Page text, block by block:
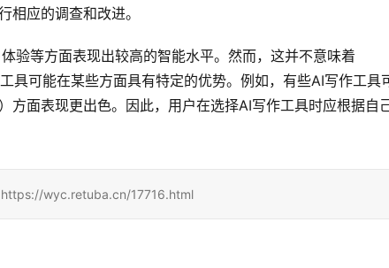
相应的调查和改进。
验等方面表现出较高的智能水平。然而，这并不意味着
具可能在某些方面具有特定的优势。例如，有些AI写作工具
方面表现更出色。因此，用户在选择AI写作工具时应根据自
https://wyc.retuba.cn/17716.html